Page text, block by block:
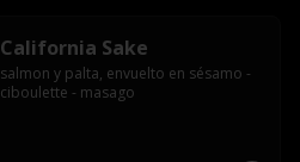
California Sake
salmon y palta, envuelto en sésamo -
ciboulette - masago